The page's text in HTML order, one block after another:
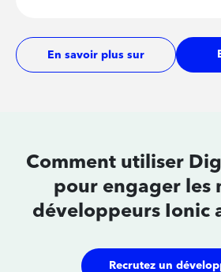
En savoir plus sur
Comment utiliser
pour engager les
développeurs Ionic
Recrutez un